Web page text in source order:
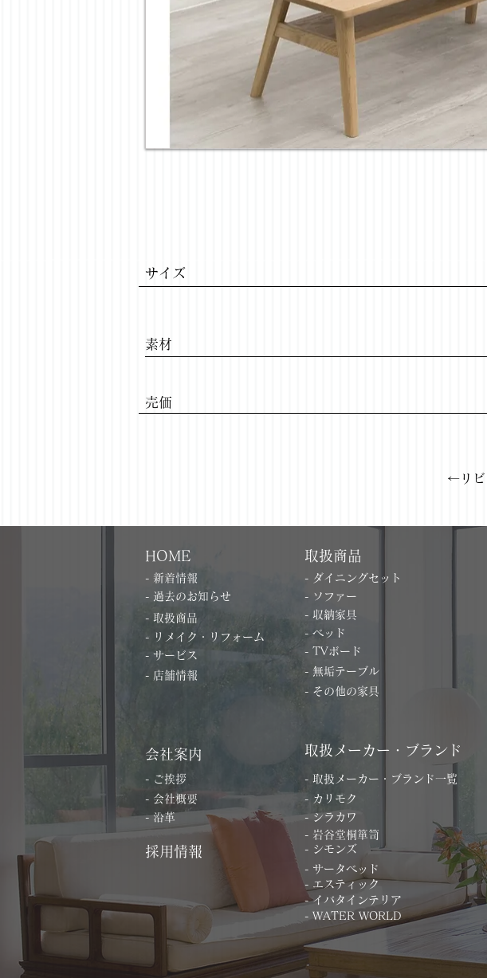
サイズ
​素材
​売価
←リビ
HOME
- 新着情報
- 過去のお知らせ
- 取扱商品
- リメイク・リフォーム
- サービス
- 店舗情報
取扱商品
- ダイニングセット
- ソファー
- 収納家具
- ベッド
- TVボード
- 無垢テーブル
- その他の家具
会社案内
- ご挨拶
- 会社概要
- 沿革
採用情報
取扱メーカー・ブランド
- 取扱メーカー・ブランド一覧
- カリモク
- シラカワ
- 岩谷堂桐箪笥
- シモンズ
- サータベッド
- エスティック
- イバタインテリア
- WATER WORLD